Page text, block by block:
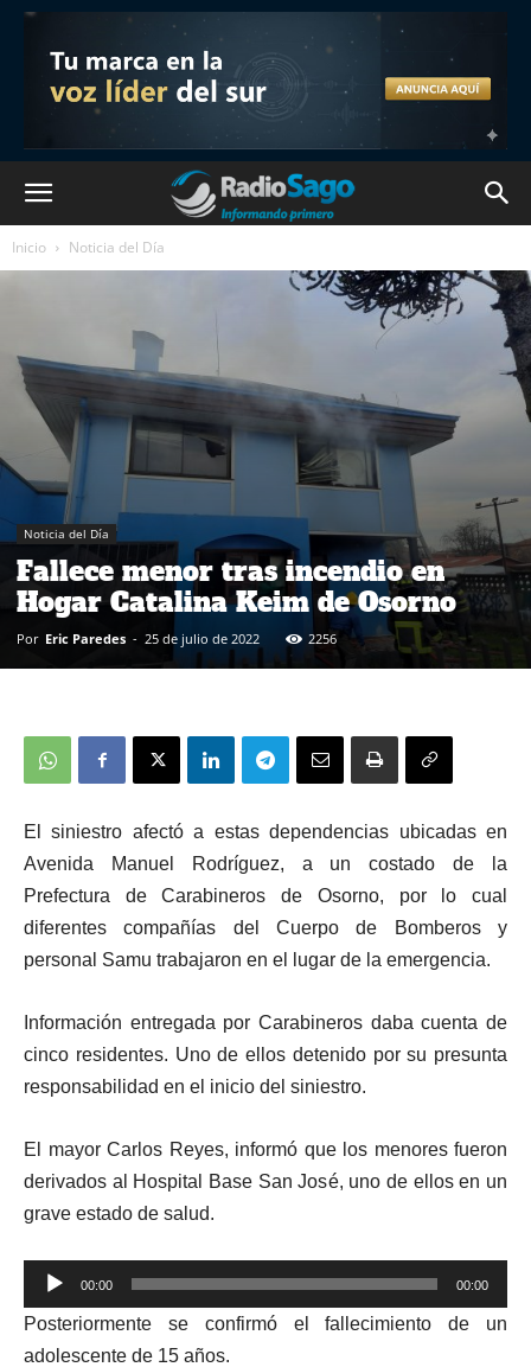
Inicio Noticia del Día
Noticia del Día
Fallece menor tras incendio en
Hogar Catalina Keim de Osorno
Por Eric Paredes - 25 de julio de 2022 2256
El siniestro afectó a estas dependencias ubicadas en
Avenida Manuel Rodríguez, a un costado de la
Prefectura de Carabineros de Osorno, por lo cual
diferentes compañías del Cuerpo de Bomberos y
personal Samu trabajaron en el lugar de la emergencia.
Información entregada por Carabineros daba cuenta de
cinco residentes. Uno de ellos detenido por su presunta
responsabilidad en el inicio del siniestro.
El mayor Carlos Reyes, informó que los menores fueron
derivados al Hospital Base San José, uno de ellos en un
grave estado de salud.
Reproductor
de
audio
00:00 00:00
Posteriormente se confirmó el fallecimiento de un
adolescente de 15 años.